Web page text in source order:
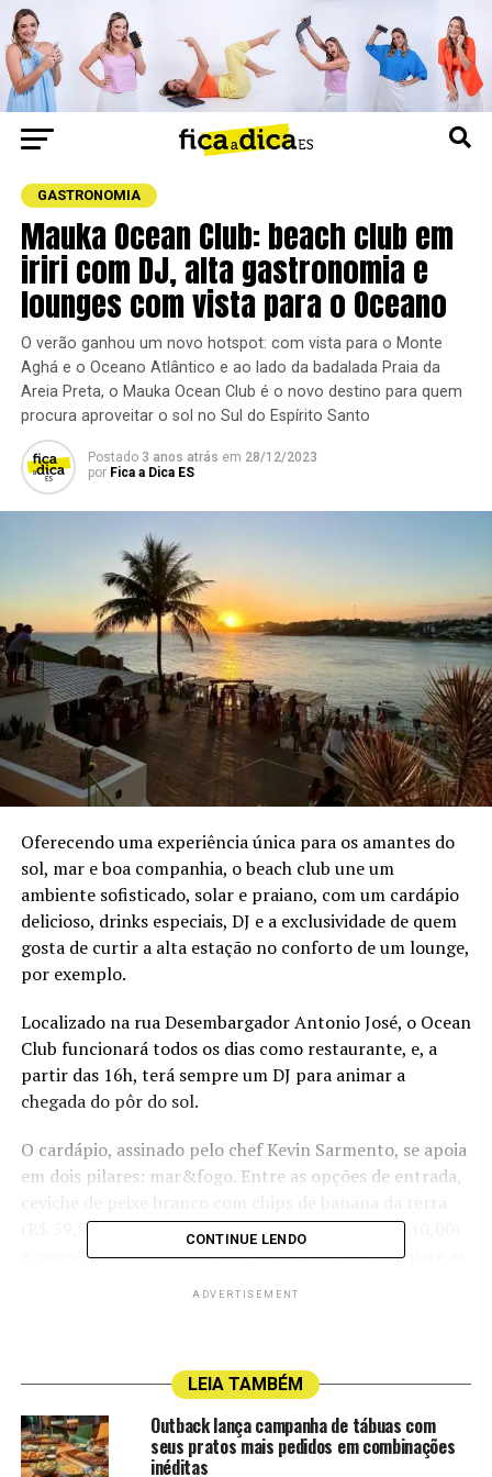
GASTRONOMIA
Mauka Ocean Club: beach club em
iriri com DJ, alta gastronomia e
lounges com vista para o Oceano
O verão ganhou um novo hotspot: com vista para o Monte
Aghá e o Oceano Atlântico e ao lado da badalada Praia da
Areia Preta, o Mauka Ocean Club é o novo destino para quem
procura aproveitar o sol no Sul do Espírito Santo
Postado 3 anos atrás em 28/12/2023
por Fica a Dica ES
Oferecendo uma experiência única para os amantes do
sol, mar e boa companhia, o beach club une um
ambiente sofisticado, solar e praiano, com um cardápio
delicioso, drinks especiais, DJ e a exclusividade de quem
gosta de curtir a alta estação no conforto de um lounge,
por exemplo.
Localizado na rua Desembargador Antonio José, o Ocean
Club funcionará todos os dias como restaurante, e, a
partir das 16h, terá sempre um DJ para animar a
chegada do pôr do sol.
O cardápio, assinado pelo chef Kevin Sarmento, se apoia
em dois pilares: mar&fogo. Entre as opções de entrada,
(R$ 59,90), um delicioso polvo na manteiga (R$ 110,00)
e croquete de salmão (R$ 56,90). Destaque ainda para as
entre as opções.
Os risotos variam do grana padano com medalhão de filé
mignon (R$ 94,90), ao limone com salmão grelhado (R$
CONTINUE LENDO
ADVERTISEMENT
LEIA TAMBÉM
Outback lança campanha de tábuas com
seus pratos mais pedidos em combinações
inéditas